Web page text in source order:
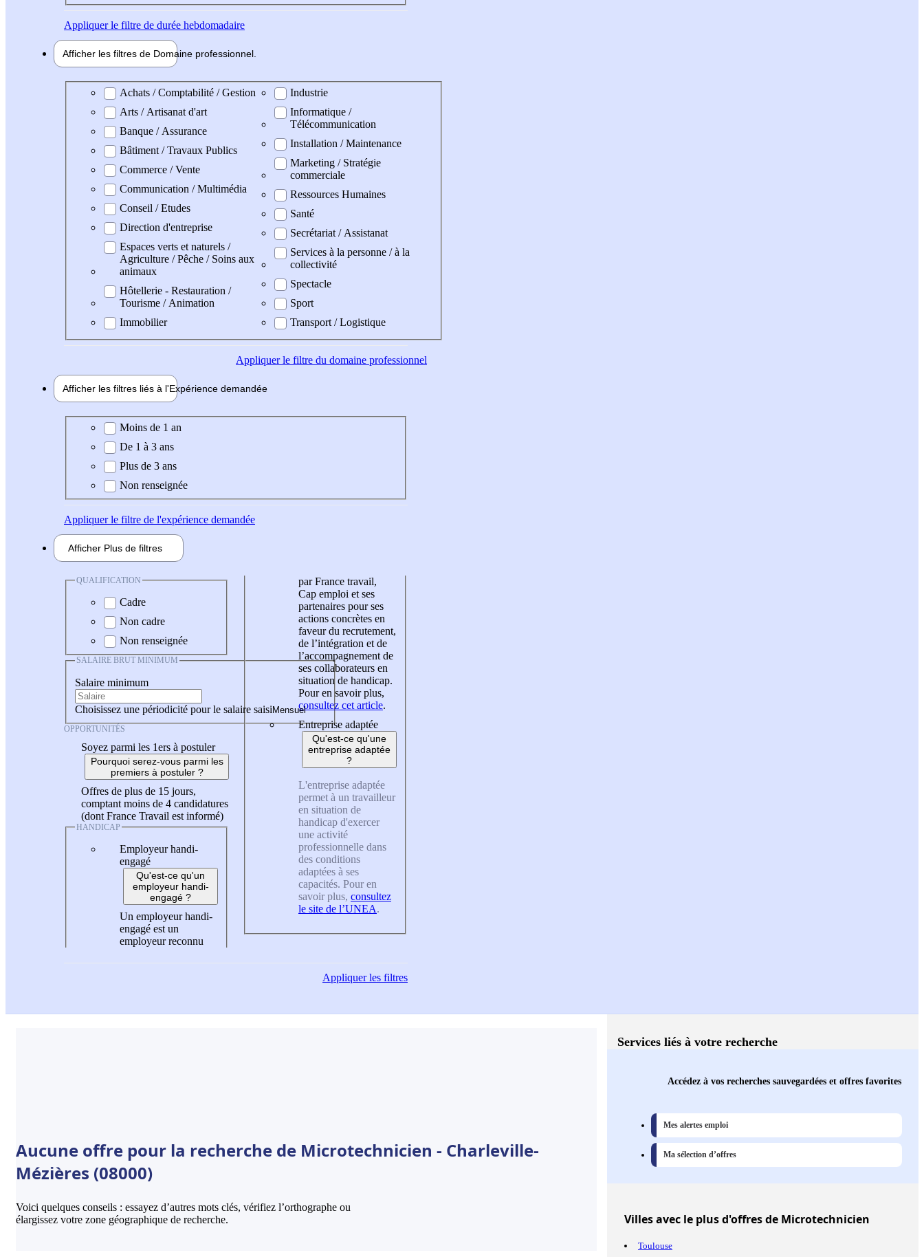
Appliquerle filtre de durée hebdomadaire
Afficher les filtres de Domaine professionnel
Domaine professionel
Achats / Comptabilité / Gestion
Arts / Artisanat d'art
Banque / Assurance
Bâtiment / Travaux Publics
Commerce / Vente
Communication / Multimédia
Conseil / Etudes
Direction d'entreprise
Espaces verts et naturels /
Agriculture / Pêche / Soins aux
animaux
Hôtellerie - Restauration /
Tourisme / Animation
Immobilier
Industrie
Informatique /
Télécommunication
Installation / Maintenance
Marketing / Stratégie
commerciale
Ressources Humaines
Santé
Secrétariat / Assistanat
Services à la personne / à la
collectivité
Spectacle
Sport
Transport / Logistique
Appliquerle filtre du domaine professionnel
Afficher les filtres liés à l'Expérience demandée
Expérience demandée
Moins de 1 an
De 1 à 3 ans
Plus de 3 ans
Non renseignée
Appliquerle filtre de l'expérience demandée
Afficher Plus de filtres
QUALIFICATION
Cadre
Non cadre
Non renseignée
SALAIRE BRUT MINIMUM
Salaire minimum
Choisissez une périodicité pour le salaire saisi
OPPORTUNITÉS
Soyez parmi les 1ers à postuler
Pourquoi serez-vous parmi les
premiers à postuler ?
Offres de plus de 15 jours,
comptant moins de 4 candidatures
(dont France Travail est informé)
HANDICAP
Employeur handi-
engagé
Qu'est-ce qu'un
employeur handi-
engagé ?
Un employeur handi-
engagé est un
employeur reconnu
par France travail,
Cap emploi et ses
partenaires pour ses
actions concrètes en
faveur du recrutement,
de l’intégration et de
l’accompagnement de
ses collaborateurs en
situation de handicap.
Pour en savoir plus,
consultez cet article.
Entreprise adaptée
Qu'est-ce qu'une
entreprise adaptée
?
L'entreprise adaptée
permet à un travailleur
en situation de
handicap d'exercer
une activité
professionnelle dans
des conditions
adaptées à ses
capacités. Pour en
savoir plus, consultez
le site de l’UNEA.
Appliquerles filtres
Aucune offre pour la recherche de Microtechnicien - Charleville-
Mézières (08000)
Voici quelques conseils : essayez d’autres mots clés, vérifiez l’orthographe ou
élargissez votre zone géographique de recherche.
Services liés à votre recherche
Accédez à vos recherches sauvegardées et offres favorites
Mes alertes emploi
Ma sélection d’offres
Villesavec le plus d'offres de Microtechnicien
Toulouse